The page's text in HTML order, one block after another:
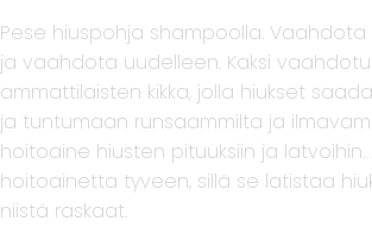
Pese hiuspohja shampoolla. Vaahdota
ja vaahdota uudelleen. Kaksi
ammattilaisten kikka, jolla hiukset
ja tuntumaan runsaammilta ja
hoitoaine hiusten pituuksiin ja latvoihin.
hoitoainetta tyveen, sillä se latistaa
niistä raskaat.